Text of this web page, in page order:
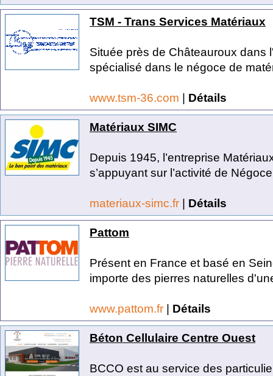
TSM - Trans Services Matériaux
Située près de Châteauroux dans
spécialisé dans le négoce de
www.tsm-36.com | Détails
Matériaux SIMC
Depuis 1945, l’entreprise
s’appuyant sur l’activité de
materiaux-simc.fr | Détails
Pattom
Présent en France et basé en
importe des pierres naturelles
www.pattom.fr | Détails
Béton Cellulaire Centre Ouest
BCCO est au service des